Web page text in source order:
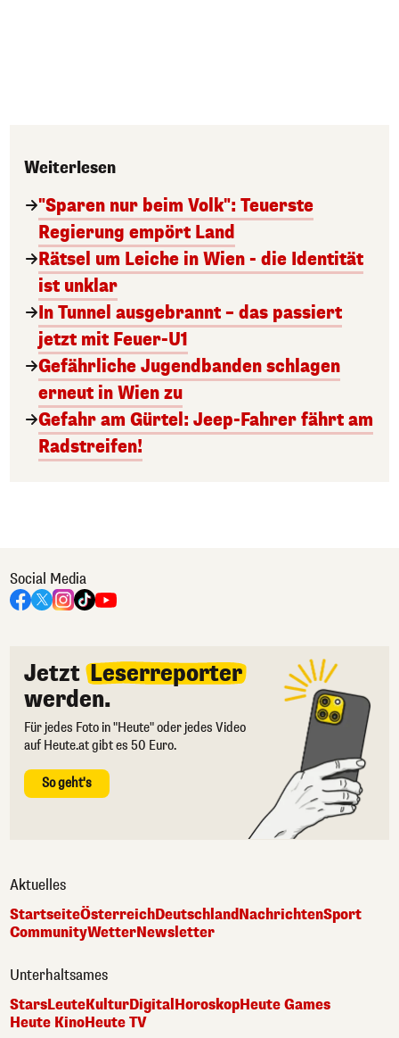
Weiterlesen
"Sparen nur beim Volk": Teuerste
Regierung empört Land
Rätsel um Leiche in Wien - die Identität
ist unklar
In Tunnel ausgebrannt – das passiert
jetzt mit Feuer-U1
Gefährliche Jugendbanden schlagen
erneut in Wien zu
Gefahr am Gürtel: Jeep-Fahrer fährt am
Radstreifen!
Social Media
Jetzt Leserreporter
werden.
Für jedes Foto in "Heute" oder jedes Video
auf Heute.at gibt es 50 Euro.
So geht's
Aktuelles
StartseiteÖsterreichDeutschlandNachrichtenSport
CommunityWetterNewsletter
Unterhaltsames
StarsLeuteKulturDigital HoroskopHeute Games
Heute KinoHeute TV